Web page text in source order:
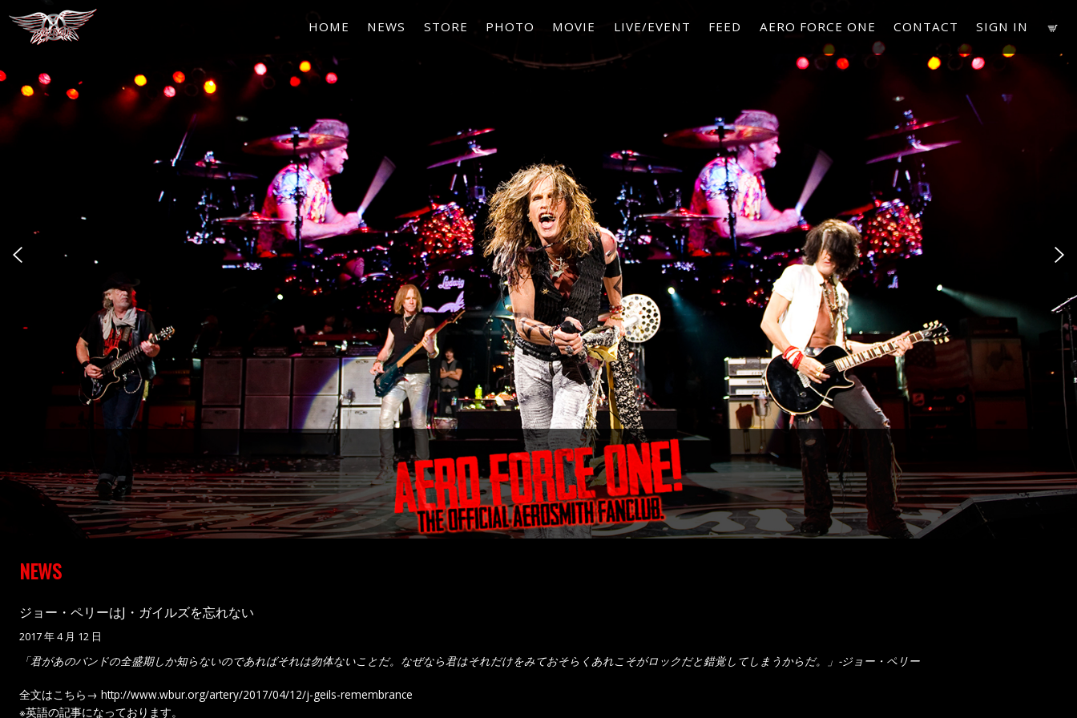
Aerosmith |
Aero Force
HOME NEWS STORE PHOTO MOVIE LIVE/EVENT FEED AERO FORCE ONE CONTACT SIGN IN
NEWS
ジョー・ペリーはJ・ガイルズを忘れない
2017 年 4 月 12 日
「君があのバンドの全盛期しか知らないのであればそれは勿体ないことだ。なぜなら君はそれだけをみておそらくあれこそがロックだと錯覚してしまうからだ。」-ジョー・ペリー
全文はこちら→ http://www.wbur.org/artery/2017/04/12/j-geils-remembrance
※英語の記事になっております。